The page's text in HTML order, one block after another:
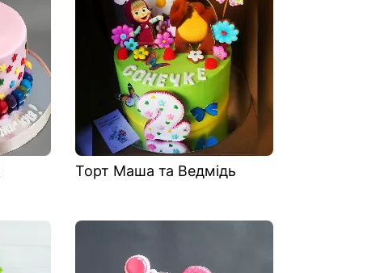
Торт Маша та Ведмідь